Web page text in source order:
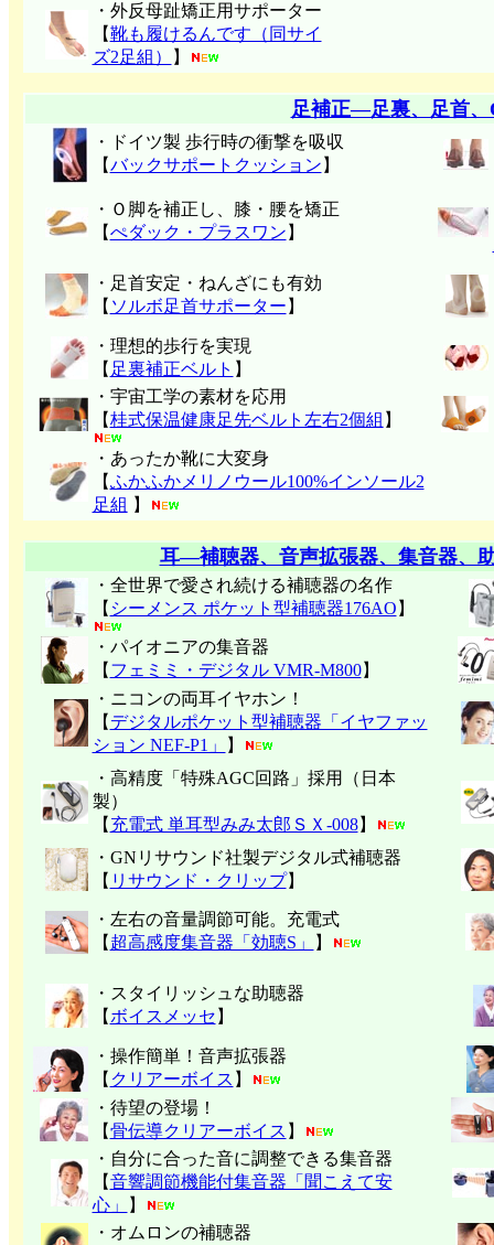
・外反母趾矯正用サポーター
【靴も履けるんです（同サイ
ズ2足組）
】
足補正―足裏、足首
・ドイツ製 歩行時の衝撃を吸収
【バックサポートクッション 】
・Ｏ脚を補正し、膝・腰を矯正
【ぺダック・プラスワン 】
・足首安定・ねんざにも有効
【 ソルボ足首サポーター 】
・理想的歩行を実現
【 足裏補正ベルト 】
・宇宙工学の素材を応用
【桂式保温健康足先ベルト左右2個組 】
・あったか靴に大変身
【ふかふかメリノウール100%インソール2
足組 】
耳―補聴器、音声拡張器、集音器、
・全世界で愛され続ける補聴器の名作
【 シーメンス ポケット型補聴器176AO 】
・パイオニアの集音器
【 フェミミ・デジタル VMR-M800】
・ニコンの両耳イヤホン！
【 デジタルポケット型補聴器「イヤファッ
ション NEF-P1」
】
・高精度「特殊AGC回路」採用（日本
製）
【 充電式 単耳型みみ太郎ＳＸ-008】
・GNリサウンド社製デジタル式補聴器
【 リサウンド・クリップ】
・左右の音量調節可能。充電式
【 超高感度集音器「効聴S」 】
・スタイリッシュな助聴器
【 ボイスメッセ 】
・操作簡単！音声拡張器
【 クリアーボイス 】
・待望の登場！
【骨伝導クリアーボイス 】
・自分に合った音に調整できる集音器
【音響調節機能付集音器「聞こえて安
心」
】
・オムロンの補聴器